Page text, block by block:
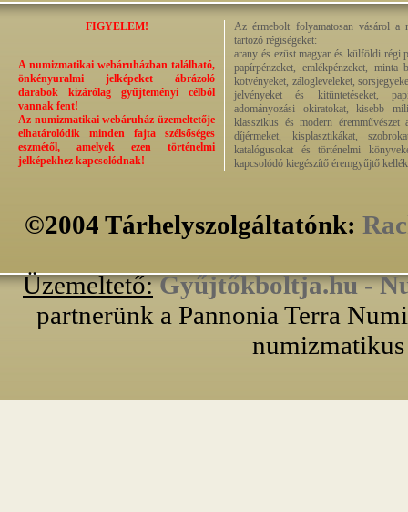
FIGYELEM!
A numizmatikai webáruházban található,
önkényuralmi jelképeket ábrázoló
darabok kizárólag gyűjteményi célból
vannak fent!
Az numizmatikai webáruház üzemeltetője
elhatárolódik minden fajta szélsőséges
eszmétől, amelyek ezen történelmi
jelképekhez kapcsolódnak!
Az érmebolt folyamatosan vásárol a
tartozó régiségeket:
arany és ezüst magyar és külföldi régi
papírpénzeket, emlékpénzeket, minta
kötvényeket, zálogleveleket,
jelvényeket és kitüntetéseket,
adományozási okiratokat, kisebb
klasszikus és modern éremművészet
díjérmeket, kisplasztikákat,
katalógusokat és történelmi
kapcsolódó kiegészítő éremgyűjtő
©2004 Tárhelyszolgáltatónk:
Üzemeltető: Gyűjtőkboltja.hu -
partnerünk a Pannonia Terra
numizmatikus